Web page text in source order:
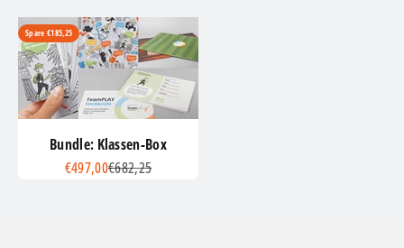
Spare €185,25
Bundle: Klassen-Box
Angebot
€497,00Regulärer Preis
€682,25